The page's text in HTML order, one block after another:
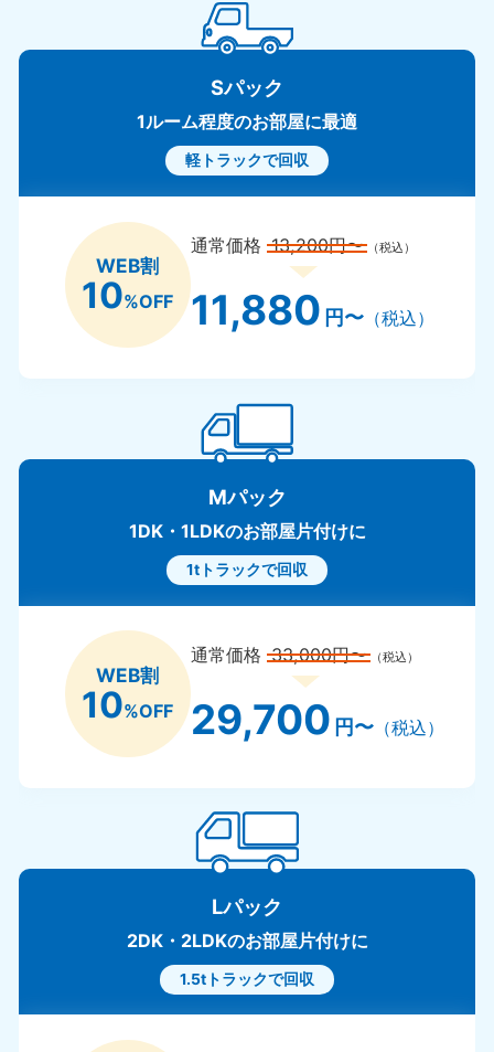
Sパック
1ルーム程度のお部屋に最適
軽トラックで回収
WEB割
10%OFF
通常価格13,200円〜 （税込）
11,880 円〜（税込）
Mパック
1DK・1LDKのお部屋片付けに
1tトラックで回収
WEB割
10%OFF
通常価格33,000円〜 （税込）
29,700 円〜（税込）
Lパック
2DK・2LDKのお部屋片付けに
1.5tトラックで回収